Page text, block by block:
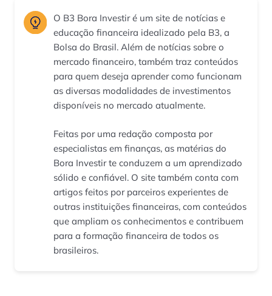
O B3 Bora Investir é um site de notícias e
educação financeira idealizado pela B3, a
Bolsa do Brasil. Além de notícias sobre o
mercado financeiro, também traz conteúdos
para quem deseja aprender como funcionam
as diversas modalidades de investimentos
disponíveis no mercado atualmente.
Feitas por uma redação composta por
especialistas em finanças, as matérias do
Bora Investir te conduzem a um aprendizado
sólido e confiável. O site também conta com
artigos feitos por parceiros experientes de
outras instituições financeiras, com conteúdos
que ampliam os conhecimentos e contribuem
para a formação financeira de todos os
brasileiros.